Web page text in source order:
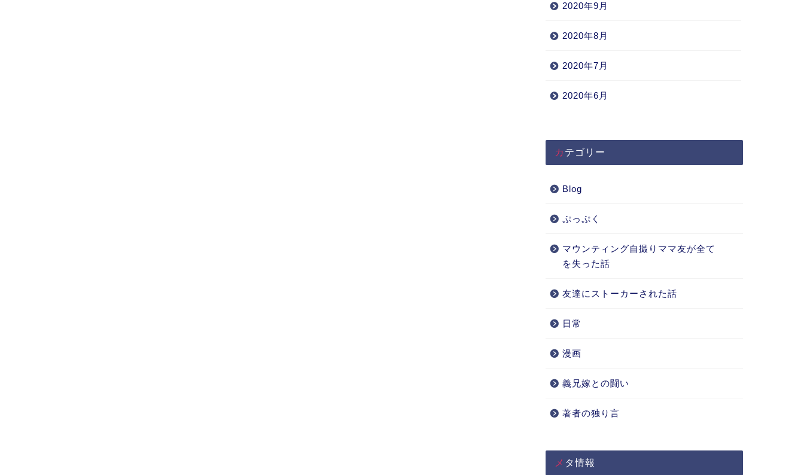
2020年9月
2020年8月
2020年7月
2020年6月
カテゴリー
Blog
ぷっぷく
マウンティング自撮りママ友が全て
を失った話
友達にストーカーされた話
日常
漫画
義兄嫁との闘い
著者の独り言
メタ情報